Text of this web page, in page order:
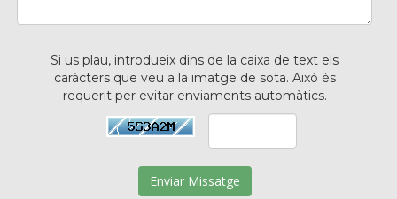
Si us plau, introdueix dins de la caixa de text els
caràcters que veu a la imatge de sota. Això és
requerit per evitar enviaments automàtics.
Enviar Missatge